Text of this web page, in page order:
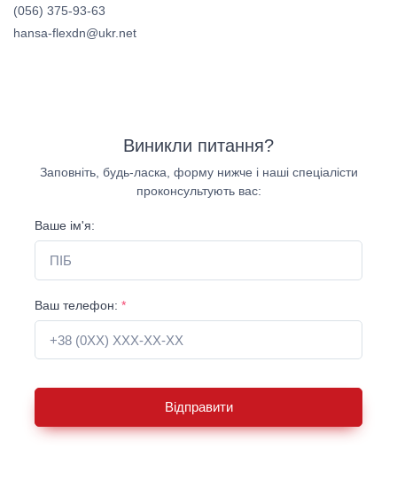
(056) 375-93-63
hansa-flexdn@ukr.net
Виникли питання?
Заповніть, будь-ласка, форму нижче і наші спеціалісти
проконсультують вас:
Ваше ім'я:
Ваш телефон: *
Відправити